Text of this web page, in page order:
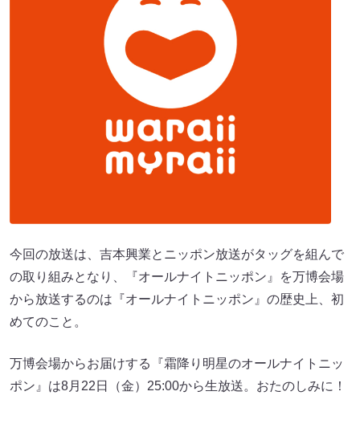
今回の放送は、吉本興業とニッポン放送がタッグを組んで
の取り組みとなり、『オールナイトニッポン』を万博会場
から放送するのは『オールナイトニッポン』の歴史上、初
めてのこと。
万博会場からお届けする『霜降り明星のオールナイトニッ
ポン』は8月22日（金）25:00から生放送。おたのしみに！